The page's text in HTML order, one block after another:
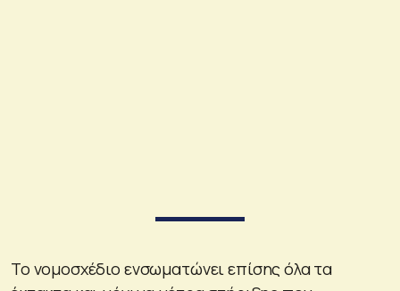
Το νομοσχέδιο ενσωματώνει επίσης όλα τα